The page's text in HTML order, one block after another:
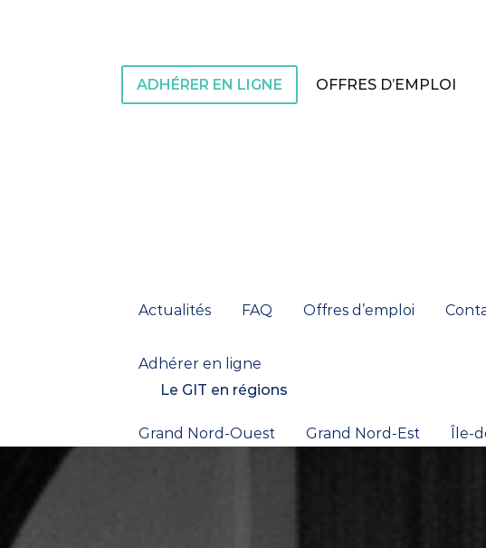
ADHÉRER EN LIGNE OFFRES D’EMPLOI
Actualités FAQ Offres d’emploi
Adhérer en ligne
Le GIT en régions
Grand Nord-Ouest Grand Nord-Est Île-